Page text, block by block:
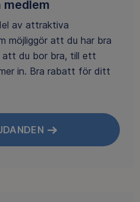
medlem
av attraktiva
möjliggör att du har bra
att du bor bra, till ett
in. Bra rabatt för ditt